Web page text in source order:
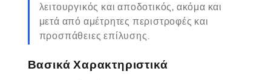
λειτουργικός και αποδοτικός, ακόμα και
μετά από αμέτρητες περιστροφές και
προσπάθειες επίλυσης.
Βασικά Χαρακτηριστικά